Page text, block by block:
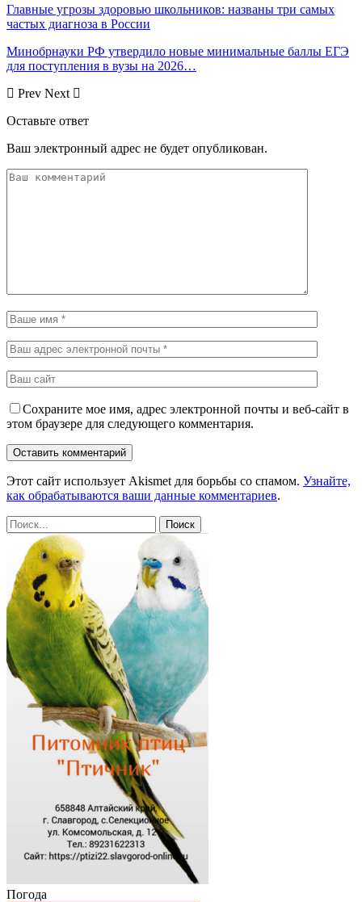
Главные угрозы здоровью школьников: названы три самых
частых диагноза в России
Минобрнауки РФ утвердило новые минимальные баллы ЕГЭ
для поступления в вузы на 2026…
Prev Next
Оставьте ответ
Ваш электронный адрес не будет опубликован.
Сохраните мое имя, адрес электронной почты и веб-сайт в
этом браузере для следующего комментария.
Этот сайт использует Akismet для борьбы со спамом. Узнайте,
как обрабатываются ваши данные комментариев.
Погода